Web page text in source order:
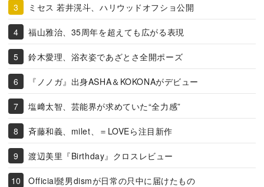
ミセス 若井滉斗、ハリウッドオフショ公開
福山雅治、35周年を超えても広がる表現
鈴木愛理、浴衣姿であざとさ全開ポーズ
『ノノガ』出身ASHA＆KOKONAがデビュー
塩﨑太智、芸能界が求めていた“全力感”
斉藤和義、milet、＝LOVEら注目新作
渡辺美里『Birthday』クロスレビュー
Official髭男dismが日常の只中に届けたもの